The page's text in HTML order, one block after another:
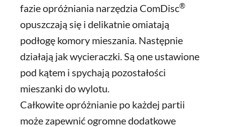
fazie opróżniania narzędzia ComDisc®
opuszczają się i delikatnie omiatają
podłogę komory mieszania. Następnie
działają jak wycieraczki. Są one ustawione
pod kątem i spychają pozostałości
mieszanki do wylotu.
Całkowite opróżnianie po każdej partii
może zapewnić ogromne dodatkowe